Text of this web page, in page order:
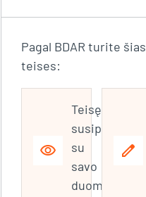
Pagal BDAR turite šias
teises:
visibility
Teisę
susipažinti
su
savo
duomenimis
edit